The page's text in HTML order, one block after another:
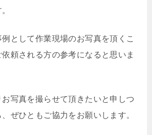
として作業現場のお写真を頂くこ
頼される方の参考になると思いま
写真を撮らせて頂きたいと申しつ
ぜひともご協力をお願いします。